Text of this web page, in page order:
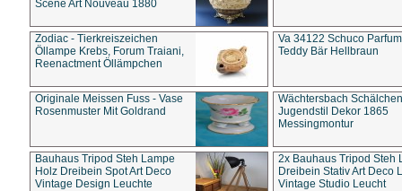
Scene Art Nouveau 1880
Zodiac - Tierkreiszeichen
Öllampe Krebs, Forum Traiani,
Reenactment Öllämpchen
Va 34122 Schuco
Teddy Bär Hellbraun
Originale Meissen Fuss - Vase
Rosenmuster Mit Goldrand
Wächtersbach Schälchen
Jugendstil Dekor 1865
Messingmontur
Bauhaus Tripod Steh Lampe
Holz Dreibein Spot Art Deco
Vintage Design Leuchte
2x Bauhaus Tripod Steh
Dreibein Stativ Art Deco
Vintage Studio Leucht